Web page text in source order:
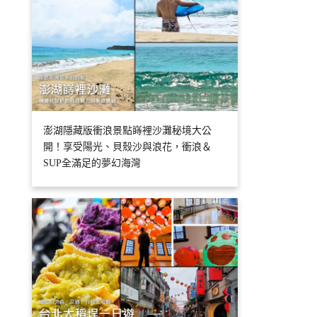
澎湖隱藏版衝浪景點嵵裡沙灘秘境大公
開！享受陽光、貝殼沙與浪花，衝浪＆
SUP全滿足的夢幻海灣